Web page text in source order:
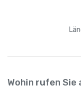
Wohin rufen Sie